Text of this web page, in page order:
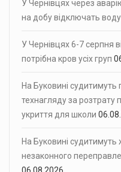
У Чернівцях через
на добу відключать воду
У Чернівцях 6-7 серпня
потрібна кров усіх груп
На Буковині
технагляду за розтрату
укриття для школи
На Буковині судитимуть
незаконного